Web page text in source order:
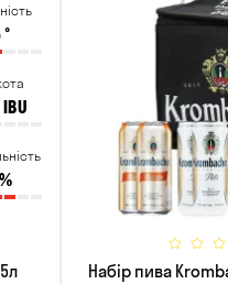
°
IBU
%
Набір пива